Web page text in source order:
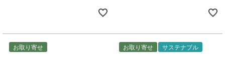
お取り寄せ お取り寄せ サステナブル